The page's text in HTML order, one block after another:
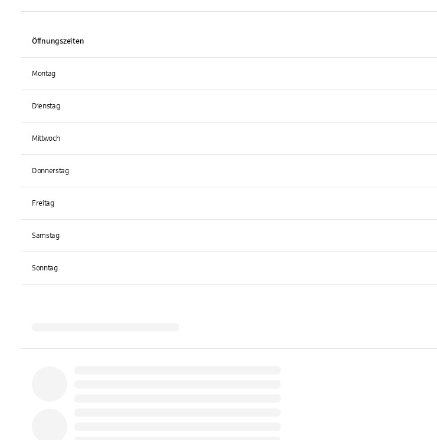
Öffnungszeiten
Montag
Dienstag
Mittwoch
Donnerstag
Freitag
Samstag
Sonntag